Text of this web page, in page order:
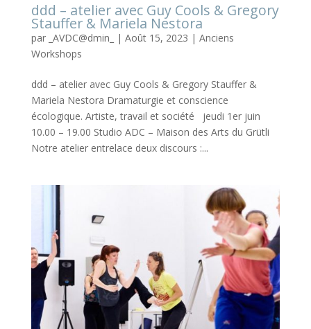
ddd – atelier avec Guy Cools & Gregory
Stauffer & Mariela Nestora
par _AVDC@dmin_ | Août 15, 2023 | Anciens
Workshops
ddd – atelier avec Guy Cools & Gregory Stauffer &
Mariela Nestora Dramaturgie et conscience
écologique. Artiste, travail et société jeudi 1er juin
10.00 – 19.00 Studio ADC – Maison des Arts du Grütli
Notre atelier entrelace deux discours :...